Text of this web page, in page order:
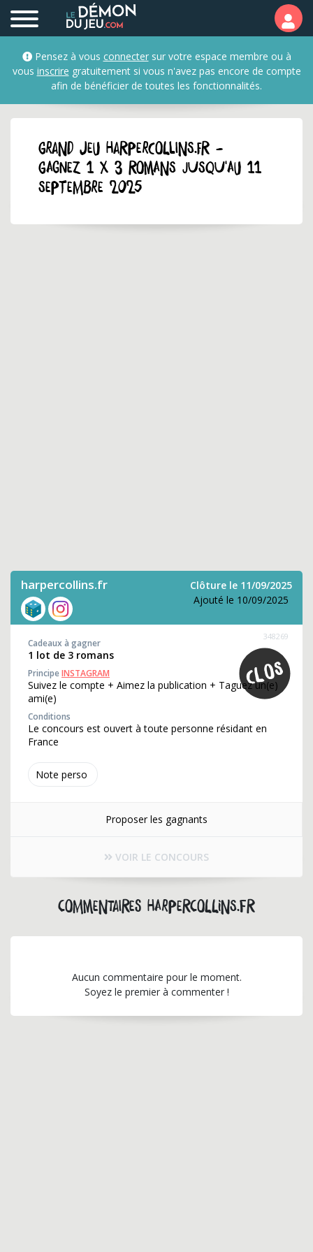
Pensez à vous connectersur votre espace membre ou à
vous inscrire gratuitement si vous n'avez pas encore de compte
afin de bénéficier de toutes les fonctionnalités.
GRAND JEU harpercollins.fr -
Gagnez 1 x 3 romans jusqu'au 11
septembre 2025
harpercollins.fr
Clôture le 11/09/2025
Ajouté le 10/09/2025
Note perso
348269
Cadeaux à gagner
1 lot de 3 romans
PrincipeINSTAGRAM
Suivez le compte + Aimez la publication + Taguez un(e)
ami(e)
Conditions
Le concours est ouvert à toute personne résidant en
France
Proposer les gagnants
VOIR LE CONCOURS
Commentaires harpercollins.fr
Aucun commentaire pour le moment.
Soyez le premier à commenter !